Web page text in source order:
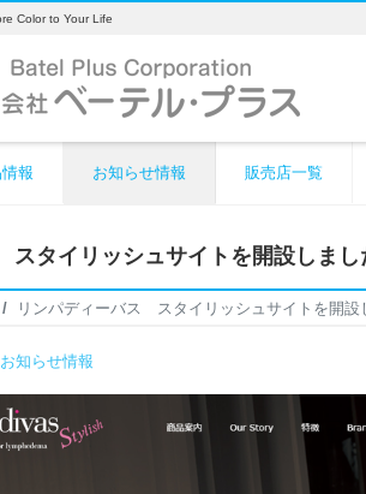
Color to Your Life
報 お知らせ情報 販売店一覧
タイリッシュサイトを開設しまし
リンパディーバス スタイリッシュサイトを開設
お知らせ情報